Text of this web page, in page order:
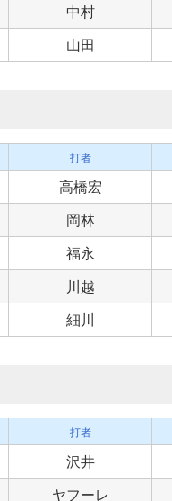
中村
山田
打者
高橋宏
岡林
福永
川越
細川
打者
沢井
ヤフーレ